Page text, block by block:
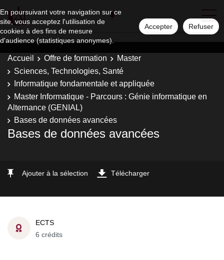
En poursuivant votre navigation sur ce
site, vous acceptez l'utilisation de
cookies à des fins de mesure
d'audience (statistiques anonymes).
Accepter Refuser
Accueil Offre de formation
Master
Sciences, Technologies, Santé
Informatique fondamentale et appliquée
Master Informatique - Parcours : Génie informatique en
Alternance (GENIAL)
Bases de données avancées
Bases de données avancées
Ajouter à la sélection Télécharger
ECTS
6 crédits